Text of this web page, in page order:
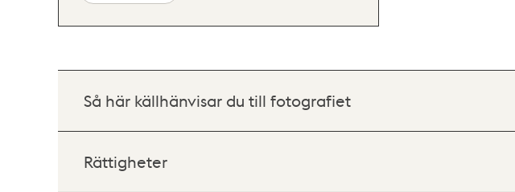
Så här källhänvisar du till fotografiet
Rättigheter